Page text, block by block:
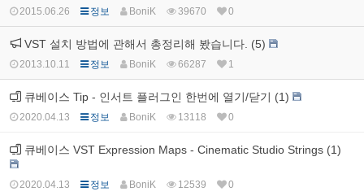
2015.06.26 정보 BoniK 39670 0
VST 설치 방법에 관해서 총정리해 봤습니다. (5)
2013.10.11 정보 BoniK 66287 1
큐베이스 Tip - 인서트 플러그인 한번에 열기/닫기 (1)
2020.04.13 정보 BoniK 13118 0
큐베이스 VST Expression Maps - Cinematic Studio Strings (1)
2020.04.13 정보 BoniK 12539 0